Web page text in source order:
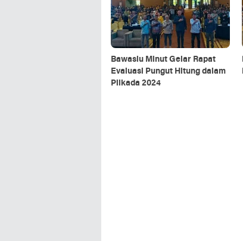
Bawaslu Minut Gelar Rapat
Evaluasi Pungut Hitung dalam
Pilkada 2024